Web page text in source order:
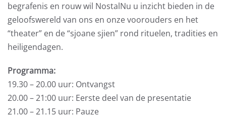
begrafenis en rouw wil NostalNu u inzicht bieden in de
geloofswereld van ons en onze voorouders en het
“theater” en de “sjoane sjien” rond rituelen, tradities en
heiligendagen.
Programma:
19.30 – 20.00 uur: Ontvangst
20.00 – 21:00 uur: Eerste deel van de presentatie
21.00 – 21.15 uur: Pauze